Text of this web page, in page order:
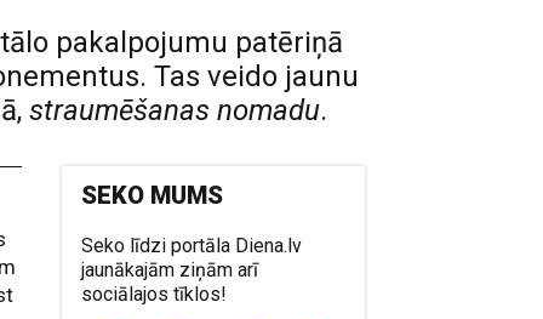
pakalpojumu patēriņā
Tas veido jaunu
straumēšanas nomadu.
SEKO MUMS
Seko līdzi portāla Diena.lv
jaunākajām ziņām arī
sociālajos tīklos!